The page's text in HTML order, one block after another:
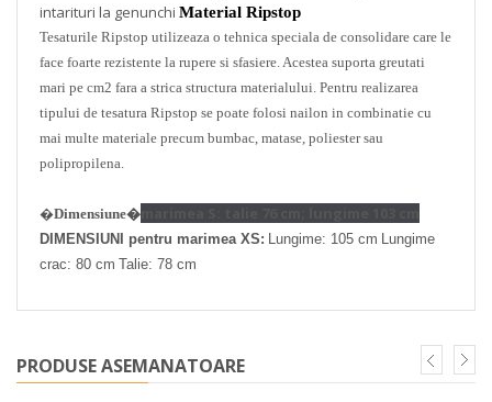
intarituri la genunchi Material Ripstop
Tesaturile Ripstop utilizeaza o tehnica speciala de consolidare care le
face foarte rezistente la rupere si sfasiere. Acestea suporta greutati
mari pe cm2 fara a strica structura materialului. Pentru realizarea
tipului de tesatura Ripstop se poate folosi nailon in combinatie cu
mai multe materiale precum bumbac, matase, poliester sau
polipropilena.
�Dimensiune�
DIMENSIUNI pentru marimea XS: Lungime: 105 cm Lungime
crac: 80 cm Talie: 78 cm
PRODUSE ASEMANATOARE